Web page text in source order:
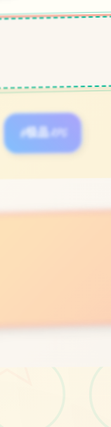
#极品RPG